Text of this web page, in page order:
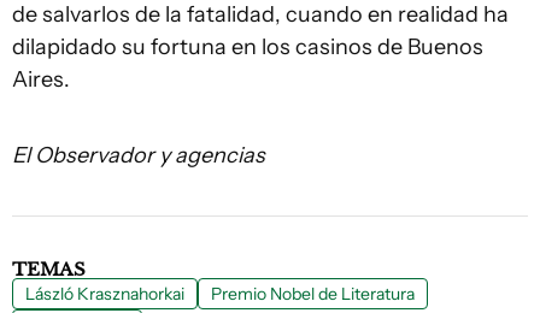
de salvarlos de la fatalidad, cuando en realidad ha
dilapidado su fortuna en los casinos de Buenos
Aires.
El Observador y agencias
TEMAS
László Krasznahorkai
Premio Nobel de Literatura